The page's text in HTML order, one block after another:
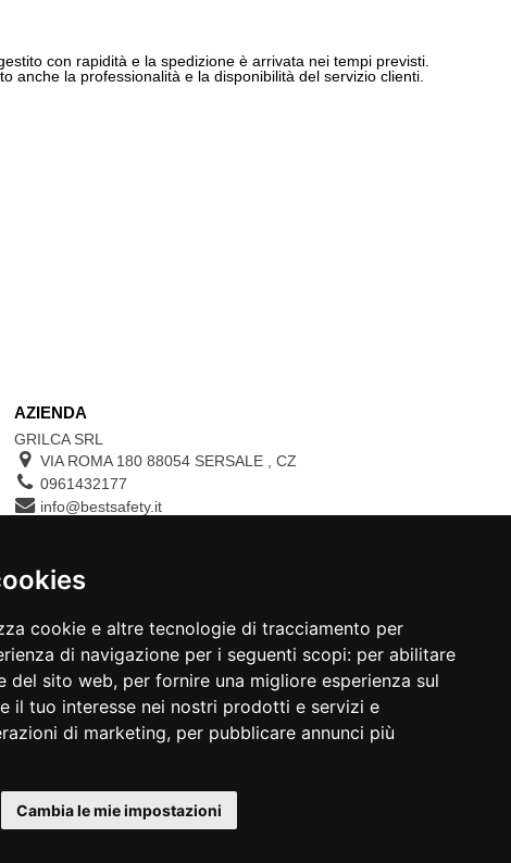
cookie e altre tecnologie di tracciamento per
di navigazione per i seguenti scopi: per abilitare
del sito web, per fornire una migliore esperienza sul
il tuo interesse nei nostri prodotti e servizi e
di marketing, per pubblicare annunci più
Cambia le mie impostazioni
con rapidità e la spedizione è arrivata nei tempi previsti.
anche la professionalità e la disponibilità del servizio clienti.
AZIENDA
GRILCA SRL
VIA ROMA 180 88054 SERSALE
CZ
0961432177
info@bestsafety.it
CONTROLLA LO STATO DEL TUO ORDINE
N.ORDINE: